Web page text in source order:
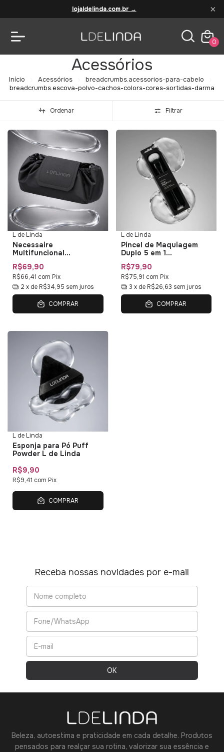
lojaldelinda.com.br → ×
0
Acessórios
Início Acessórios
breadcrumbs.acessorios-para-cabelo
breadcrumbs.escova-polvo-cachos-colors-cores-sortidas-darma
Ordenar Filtrar
L de Linda
Necessaire
Multifuncional
Impermeável L de Linda
— Bolsa de Maquiagem
com Organizadores
R$69,90
R$66,41 com Pix
2 x de R$34,95 sem juros
COMPRAR
L de Linda
Pincel de Maquiagem
Duplo 5 em 1
Multifuncional Duo Multi
01 L de Linda
R$79,90
R$75,91 com Pix
3 x de R$26,63 sem juros
COMPRAR
L de Linda
Esponja para Pó Puff
Powder L de Linda
R$9,90
R$9,41 com Pix
COMPRAR
Receba nossas novidades por e-mail
Beleza, autoestima e praticidade em cada detalhe. Produtos
pensados para realçar sua rotina, valorizar sua essência e